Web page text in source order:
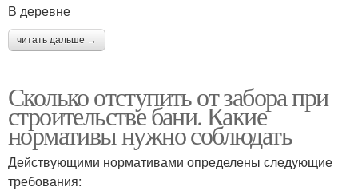
В деревне
читать дальше →
Сколько отступить от забора при
строительстве бани. Какие
нормативы нужно соблюдать
Действующими нормативами определены следующие
требования: